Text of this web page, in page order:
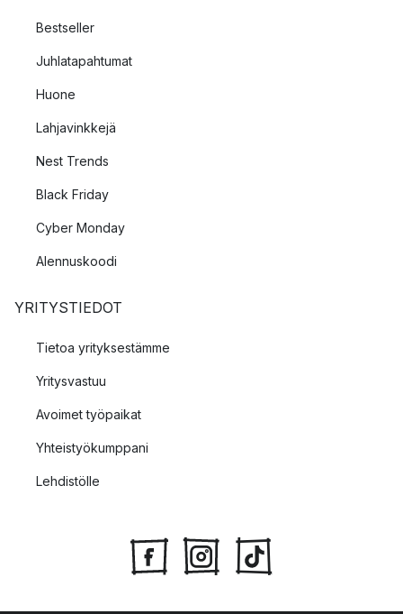
Bestseller
Juhlatapahtumat
Huone
Lahjavinkkejä
Nest Trends
Black Friday
Cyber Monday
Alennuskoodi
YRITYSTIEDOT
Tietoa yrityksestämme
Yritysvastuu
Avoimet työpaikat
Yhteistyökumppani
Lehdistölle